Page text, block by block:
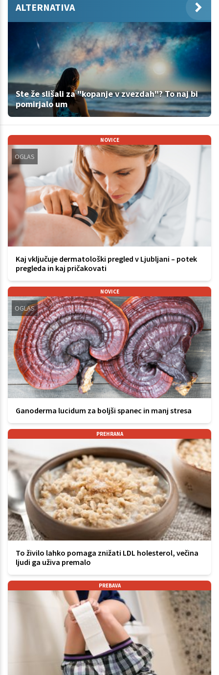
ALTERNATIVA
Ste že slišali za "kopanje v zvezdah"? To naj bi
pomirjalo um
NOVICE
OGLAS
Kaj vključuje dermatološki pregled v Ljubljani – potek
pregleda in kaj pričakovati
NOVICE
OGLAS
Ganoderma lucidum za boljši spanec in manj stresa
PREHRANA
To živilo lahko pomaga znižati LDL holesterol, večina
ljudi ga uživa premalo
PREBAVA